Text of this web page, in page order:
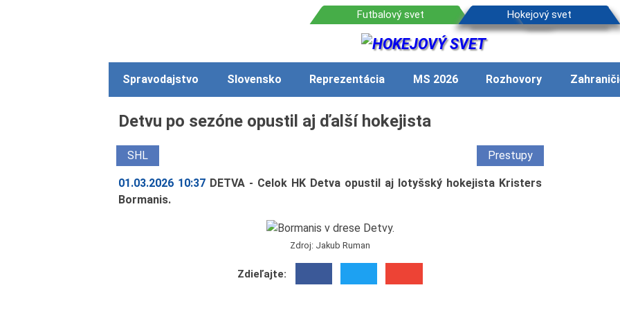
Spravodajstvo Slovensko Reprezentácia MS 2026 Rozhovory
Detvu po sezóne opustil aj ďalší hokejista
SHL Prestupy
01.03.2026 10:37 DETVA - Celok HK Detva opustil aj lotyšský hokejista Kristers
Bormanis.
Zdroj: Jakub Ruman
Zdieľajte: